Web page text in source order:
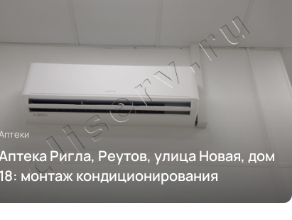
Ригла, Реутов, улица Новая, дом
18: монтаж кондиционирования